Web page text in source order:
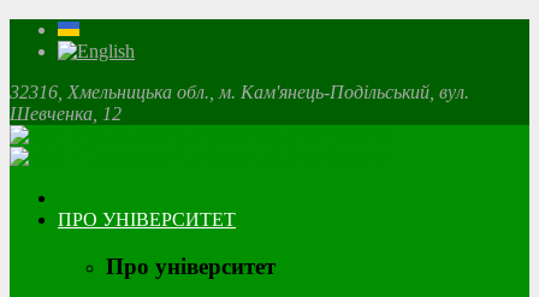
32316, Хмельницька обл., м. Кам'янець-Подільський, вул.
Шевченка, 12
ПРО УНІВЕРСИТЕТ
Про університет